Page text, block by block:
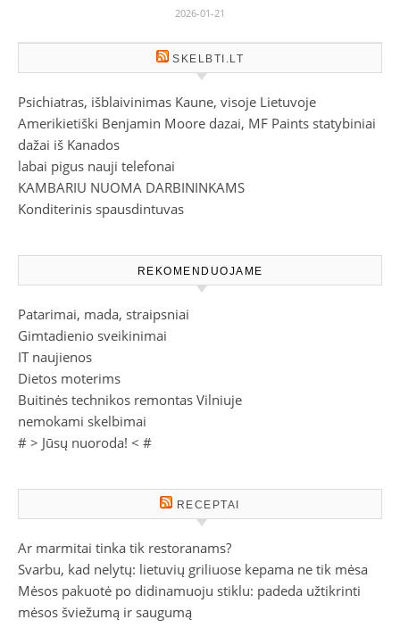
2026-01-21
SKELBTI.LT
Psichiatras, išblaivinimas Kaune, visoje Lietuvoje
Amerikietiški Benjamin Moore dazai, MF Paints statybiniai
dažai iš Kanados
labai pigus nauji telefonai
KAMBARIU NUOMA DARBININKAMS
Konditerinis spausdintuvas
REKOMENDUOJAME
Patarimai, mada, straipsniai
Gimtadienio sveikinimai
IT naujienos
Dietos moterims
Buitinės technikos remontas Vilniuje
nemokami skelbimai
# > Jūsų nuoroda! < #
RECEPTAI
Ar marmitai tinka tik restoranams?
Svarbu, kad nelytų: lietuvių griliuose kepama ne tik mėsa
Mėsos pakuotė po didinamuoju stiklu: padeda užtikrinti
mėsos šviežumą ir saugumą